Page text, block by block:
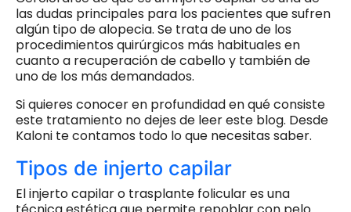
las dudas principales para los pacientes que sufren
algún tipo de alopecia. Se trata de uno de los
procedimientos quirúrgicos más habituales en
cuanto a recuperación de cabello y también de
uno de los más demandados.
Si quieres conocer en profundidad en qué consiste
este tratamiento no dejes de leer este blog. Desde
Kaloni te contamos todo lo que necesitas saber.
Tipos de injerto capilar
El injerto capilar o trasplante folicular es una